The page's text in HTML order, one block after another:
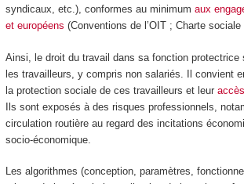
syndicaux, etc.), conformes au minimum aux
et européens (Conventions de l’OIT ; Charte
Ainsi, le droit du travail dans sa fonction protectrice
les travailleurs, y compris non salariés. Il convient
la protection sociale de ces travailleurs et leur
Ils sont exposés à des risques professionnels,
circulation routière au regard des incitations
socio-économique.
Les algorithmes (conception, paramètres,